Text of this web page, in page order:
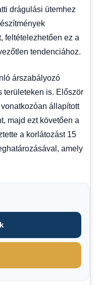
drágulási ütemhez
feltételezhetően ez a
tendenciához.
árszabályozó
területeken is. Először
állapított
majd ezt követően a
a korlátozást 15
amely